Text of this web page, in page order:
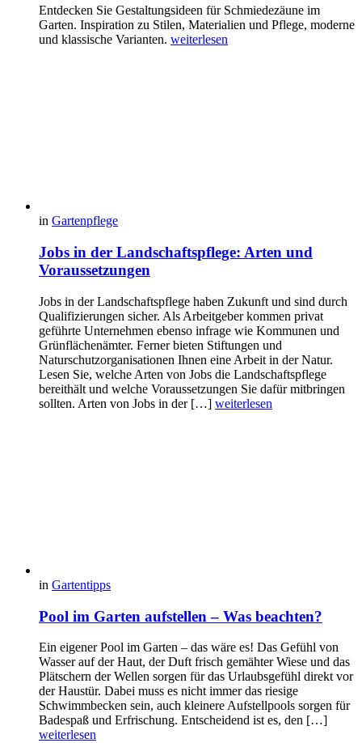
Entdecken Sie Gestaltungsideen für Schmiedezäune im
Garten. Inspiration zu Stilen, Materialien und Pflege, moderne
und klassische Varianten. weiterlesen
in Gartenpflege
Jobs in der Landschaftspflege: Arten und
Voraussetzungen
Jobs in der Landschaftspflege haben Zukunft und sind durch
Qualifizierungen sicher. Als Arbeitgeber kommen privat
geführte Unternehmen ebenso infrage wie Kommunen und
Grünflächenämter. Ferner bieten Stiftungen und
Naturschutzorganisationen Ihnen eine Arbeit in der Natur.
Lesen Sie, welche Arten von Jobs die Landschaftspflege
bereithält und welche Voraussetzungen Sie dafür mitbringen
sollten. Arten von Jobs in der […] weiterlesen
in Gartentipps
Pool im Garten aufstellen – Was beachten?
Ein eigener Pool im Garten – das wäre es! Das Gefühl von
Wasser auf der Haut, der Duft frisch gemähter Wiese und das
Plätschern der Wellen sorgen für das Urlaubsgefühl direkt vor
der Haustür. Dabei muss es nicht immer das riesige
Schwimmbecken sein, auch kleinere Aufstellpools sorgen für
Badespaß und Erfrischung. Entscheidend ist es, den […]
weiterlesen